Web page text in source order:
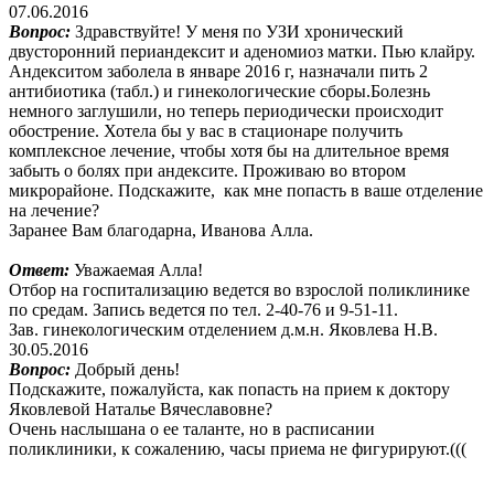
07.06.2016
Вопрос: Здравствуйте! У меня по УЗИ хронический
двусторонний периандексит и аденомиоз матки. Пью клайру.
Андекситом заболела в январе 2016 г, назначали пить 2
антибиотика (табл.) и гинекологические сборы.Болезнь
немного заглушили, но теперь периодически происходит
обострение. Хотела бы у вас в стационаре получить
комплексное лечение, чтобы хотя бы на длительное время
забыть о болях при андексите. Проживаю во втором
микрорайоне. Подскажите, как мне попасть в ваше отделение
на лечение?
Заранее Вам благодарна, Иванова Алла.
Ответ: Уважаемая Алла!
Отбор на госпитализацию ведется во взрослой поликлинике
по средам. Запись ведется по тел. 2-40-76 и 9-51-11.
Зав. гинекологическим отделением д.м.н. Яковлева Н.В.
30.05.2016
Вопрос: Добрый день!
Подскажите, пожалуйста, как попасть на прием к доктору
Яковлевой Наталье Вячеславовне?
Очень наслышана о ее таланте, но в расписании
поликлиники, к сожалению, часы приема не фигурируют.(((